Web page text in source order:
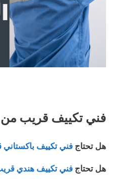
فني تكييف قريب من
هل تحتاج فني تكييف
هل تحتاج فني تكييف هندي